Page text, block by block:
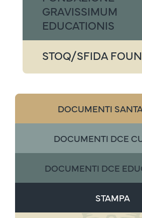
GRAVISSIMUM
EDUCATIONIS
STOQ/SFIDA
DOCUMENTI
DOCUMENTI DCE
DOCUMENTI DCE
STAMPA